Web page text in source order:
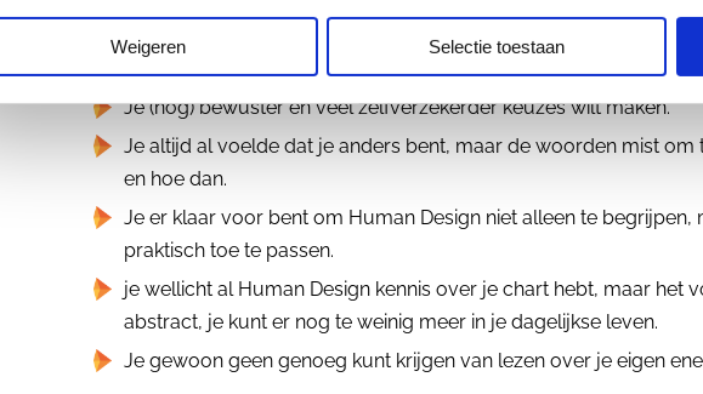
Weigeren Selectie toestaan
Dit boek is perfect voor jou als:
Je (nog) bewuster en veel zelfverzekerder keuzes wilt maken.
Je altijd al voelde dat je anders bent, maar de woorden mist om
en hoe dan.
Je er klaar voor bent om Human Design niet alleen te begrijpen,
praktisch toe te passen.
je wellicht al Human Design kennis over je chart hebt, maar het
abstract, je kunt er nog te weinig meer in je dagelijkse leven.
Je gewoon geen genoeg kunt krijgen van lezen over je eigen